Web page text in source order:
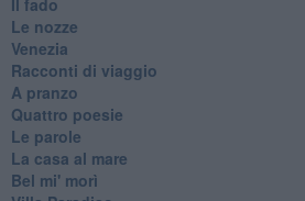
Le nozze
Venezia
Racconti di viaggio
A pranzo
Quattro poesie
Le parole
La casa al mare
Bel mi' morì